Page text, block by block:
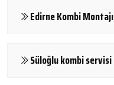
Edirne Kombi Montajı
Süloğlu kombi servisi